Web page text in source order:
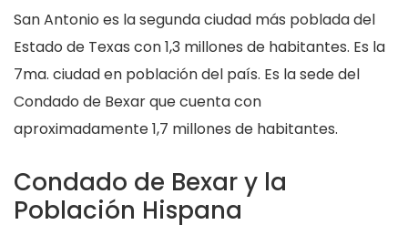
San Antonio es la segunda ciudad más poblada del
Estado de Texas con 1,3 millones de habitantes. Es la
7ma. ciudad en población del país. Es la sede del
Condado de Bexar que cuenta con
aproximadamente 1,7 millones de habitantes.
Condado de Bexar y la
Población Hispana